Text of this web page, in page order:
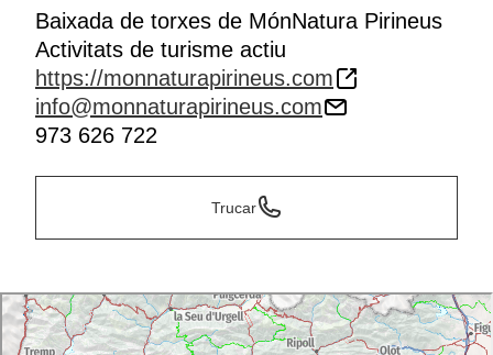
Baixada de torxes de MónNatura Pirineus
Activitats de turisme actiu
https://monnaturapirineus.com
info@monnaturapirineus.com
973 626 722
Trucar